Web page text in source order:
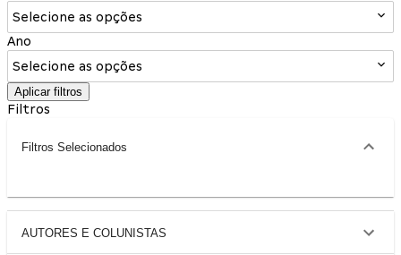
Selecione as opções
Ano
Selecione as opções
Aplicar filtros
Filtros
Filtros Selecionados
AUTORES E COLUNISTAS